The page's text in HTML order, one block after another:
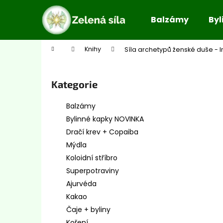
Balzámy
Domů Knihy Síla archetypů ženské duše -
Přeskočit
kategorie
Kategorie
Balzámy
Bylinné kapky NOVINKA
Dračí krev + Copaiba
Mýdla
Koloidní stříbro
Superpotraviny
Ajurvéda
Kakao
Čaje + byliny
í
Zpět
do
Zpět
do